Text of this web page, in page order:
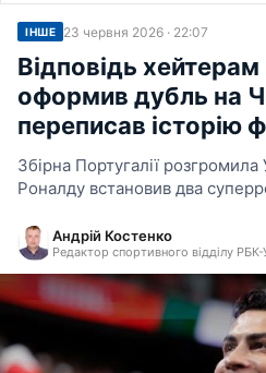
ІНШЕ 23 червня 2026 · 22:07
Відповідь
оформив дубль на
переписав історію
Збірна Португалії
Роналду встановив два
Андрій Костенко
Редактор спортивного відділу РБК-